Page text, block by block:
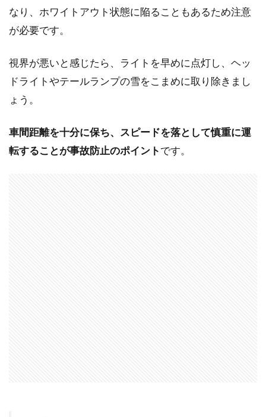
なり、ホワイトアウト状態に陥ることもあるため注意
が必要です。
視界が悪いと感じたら、ライトを早めに点灯し、ヘッ
ドライトやテールランプの雪をこまめに取り除きまし
ょう。
車間距離を十分に保ち、スピードを落として慎重に運
転することが事故防止のポイントです。